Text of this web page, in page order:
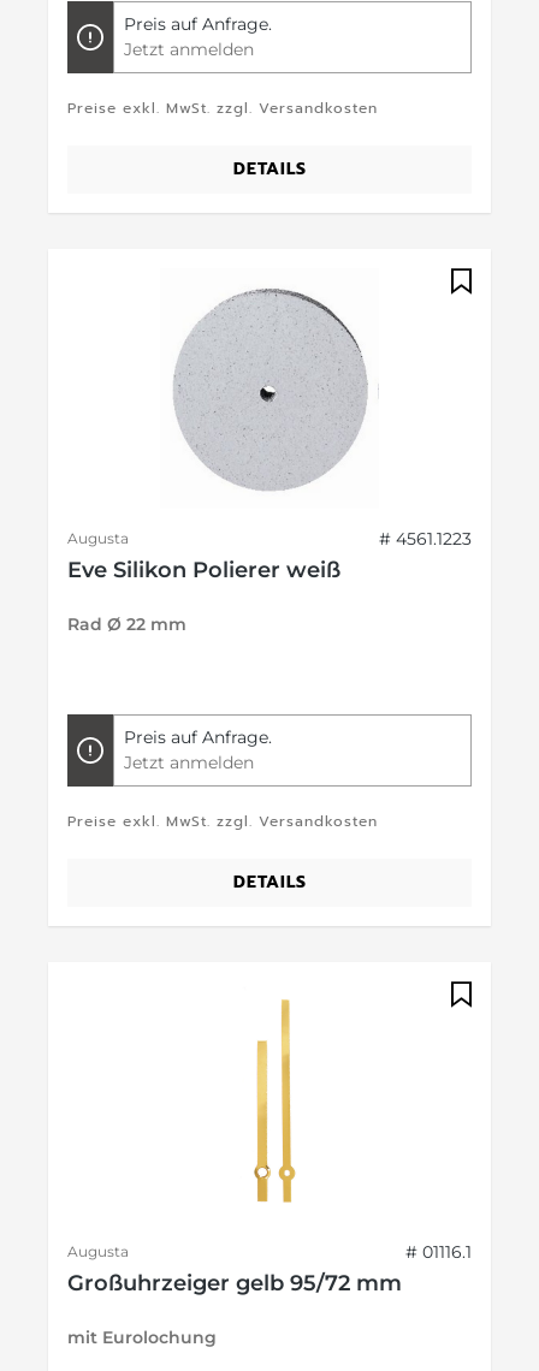
Preis auf Anfrage.
Jetzt anmelden
Preise exkl. MwSt. zzgl. Versandkosten
DETAILS
Augusta # 4561.1223
Eve Silikon Polierer weiß
Rad Ø 22 mm
Preis auf Anfrage.
Jetzt anmelden
Preise exkl. MwSt. zzgl. Versandkosten
DETAILS
Augusta # 01116.1
Großuhrzeiger gelb 95/72 mm
mit Eurolochung